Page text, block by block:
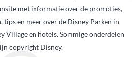
met informatie over de promoties,
tips en meer over de Disney Parken in
Village en hotels. Sommige onderdelen
copyright Disney.